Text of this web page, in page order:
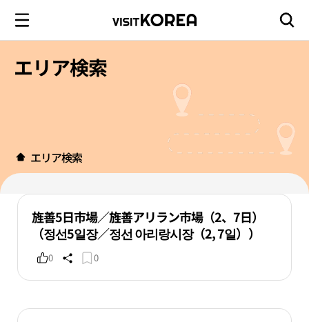
エリア検索
エリア検索
旌善5日市場／旌善アリラン市場（2、7日）
（정선5일장／정선 아리랑시장（2, 7일））
0 0